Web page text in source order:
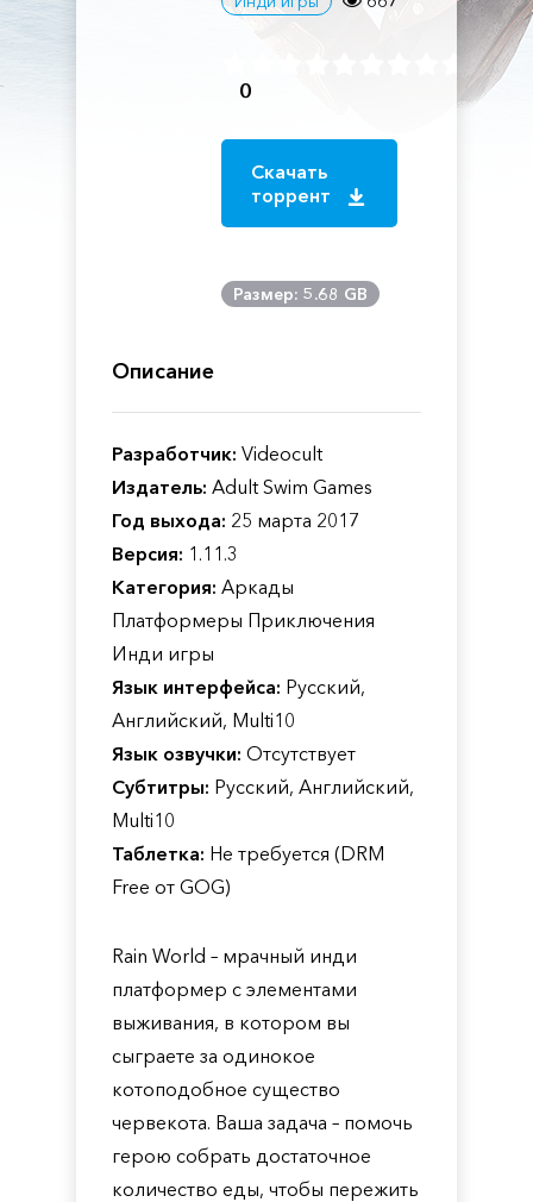
0
Скачать
торрент
Размер: 5.68 GB
Описание
Разработчик: Videocult
Издатель: Adult Swim Games
Год выхода: 25 марта 2017
Версия: 1.11.3
Категория: Аркады
Платформеры Приключения
Инди игры
Язык интерфейса: Русский,
Английский, Multi10
Язык озвучки: Отсутствует
Субтитры: Русский, Английский,
Multi10
Таблетка: Не требуется (DRM
Free от GOG)
Rain World – мрачный инди
платформер с элементами
выживания, в котором вы
сыграете за одинокое
котоподобное существо
червекота. Ваша задача – помочь
герою собрать достаточное
количество еды, чтобы пережить